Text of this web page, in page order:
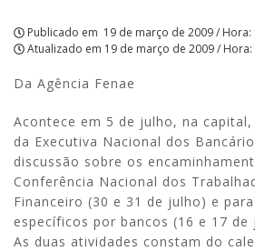
Publicado em 19 de março de 2009 / Hora:
Atualizado em 19 de março de 2009 / Hora:
Da Agência Fenae
Acontece em 5 de julho, na
da Executiva Nacional dos
discussão sobre os
Conferência Nacional dos
Financeiro (30 e 31 de julho) e
específicos por bancos (16 e 17 de
As duas atividades constam do